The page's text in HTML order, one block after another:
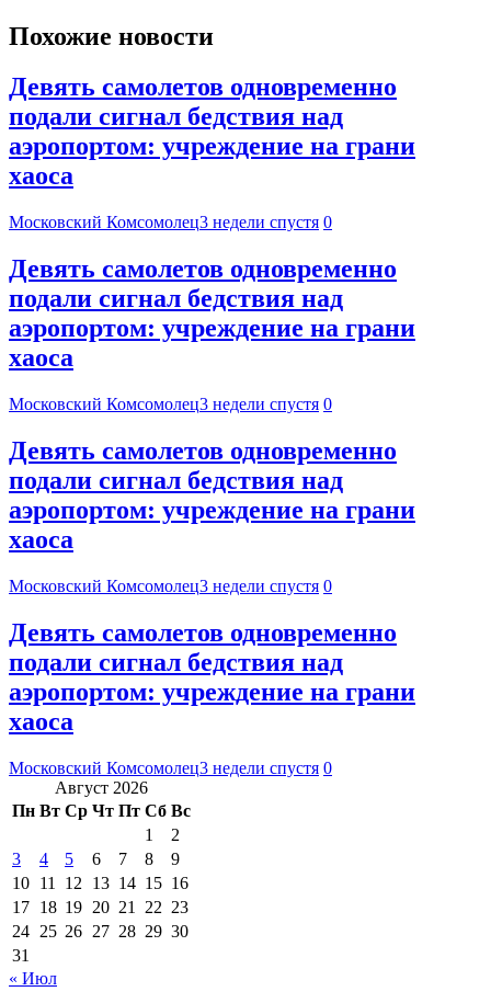
Похожие новости
Девять самолетов одновременно
подали сигнал бедствия над
аэропортом: учреждение на грани
хаоса
Московский Комсомолец3 недели спустя 0
Девять самолетов одновременно
подали сигнал бедствия над
аэропортом: учреждение на грани
хаоса
Московский Комсомолец3 недели спустя 0
Девять самолетов одновременно
подали сигнал бедствия над
аэропортом: учреждение на грани
хаоса
Московский Комсомолец3 недели спустя 0
Девять самолетов одновременно
подали сигнал бедствия над
аэропортом: учреждение на грани
хаоса
Московский Комсомолец3 недели спустя 0
Август 2026
Пн Вт Ср Чт Пт Сб Вс
1
2
3
4 5 6 7 8
9
10 11 12 13 14 15 16
17 18 19 20 21 22 23
24 25 26 27 28 29 30
31
« Июл